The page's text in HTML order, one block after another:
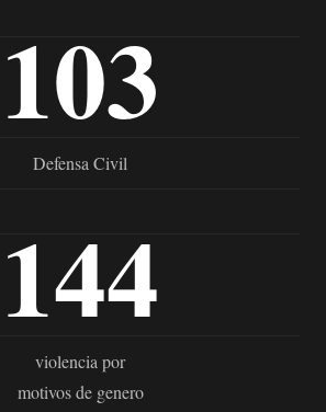
103
Defensa Civil
144
violencia por
motivos de genero